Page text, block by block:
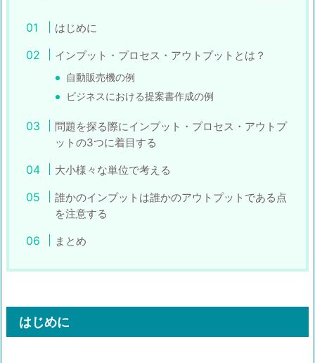
はじめに
インプット・プロセス・アウトプットとは？
自動販売機の例
ビジネスにおける提案書作成の例
問題を探る際にインプット・プロセス・アウトプ
ットの3つに着目する
大小様々な単位で考える
誰かのインプットは誰かのアウトプットである点
を注意する
まとめ
はじめに